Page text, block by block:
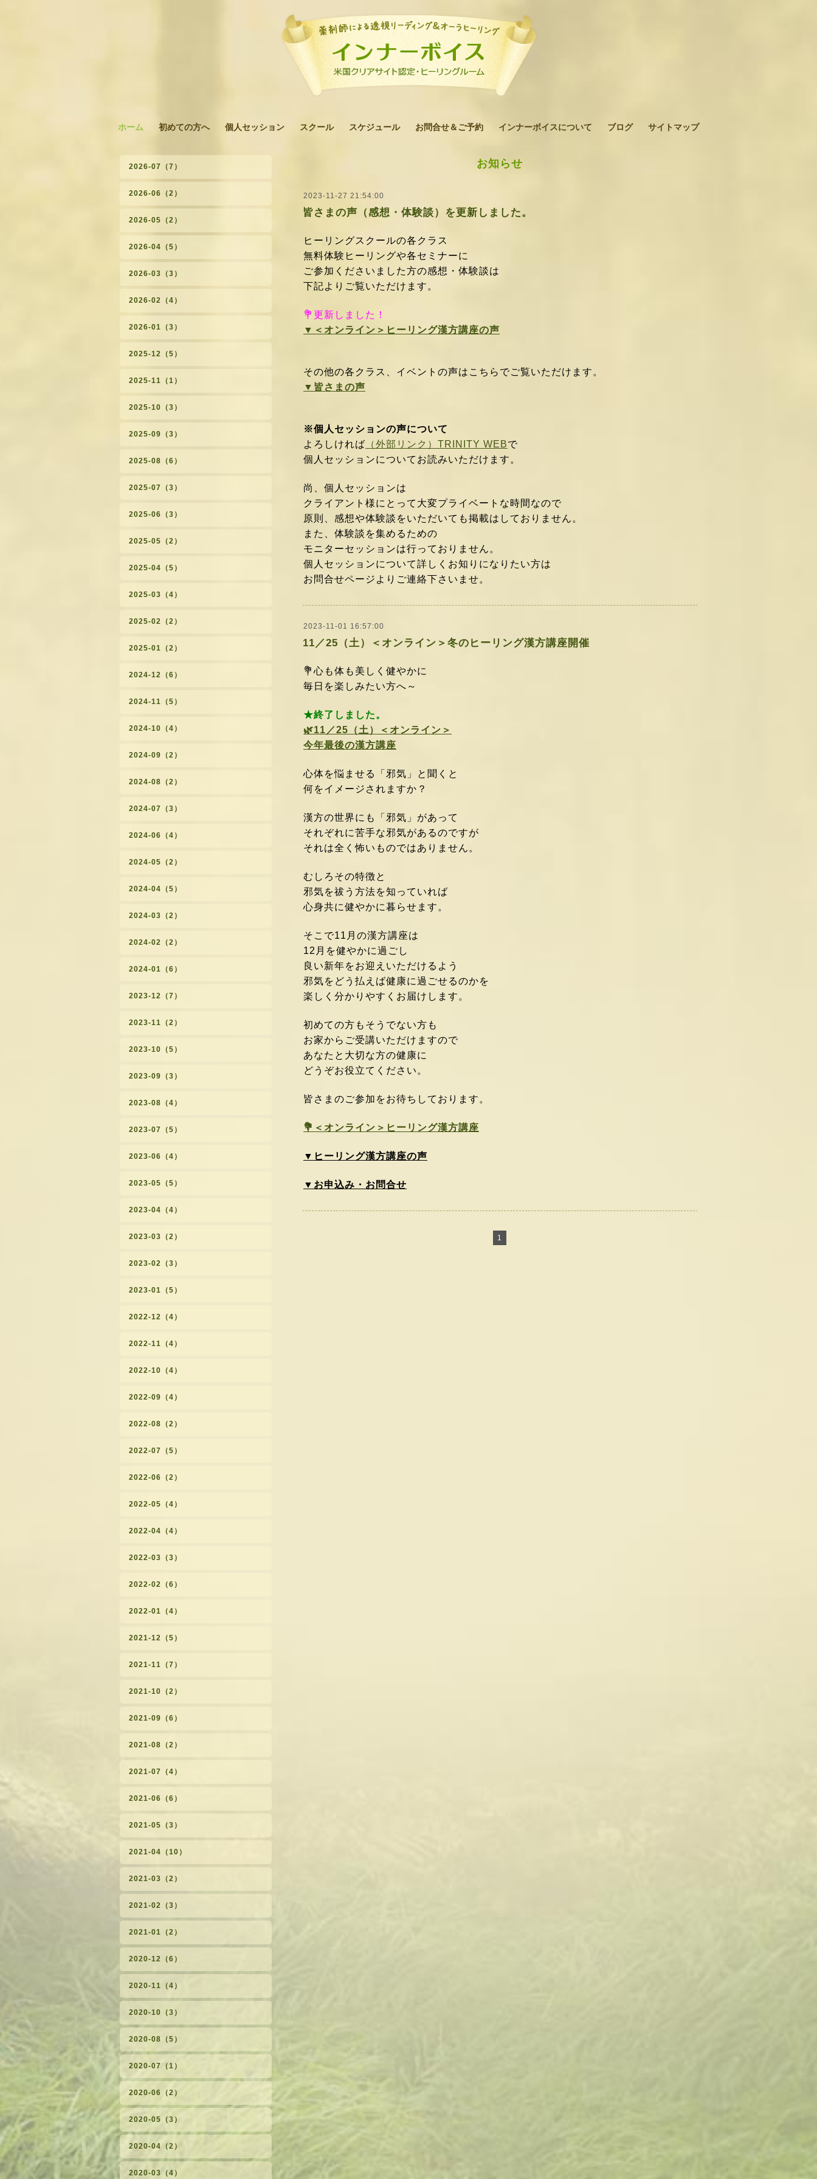
ホーム 初めての方へ 個人セッション スクール スケジュール お問合せ＆ご予約 インナーボイスについて ブログ サイトマップ
2026-07（7）
2026-06（2）
2026-05（2）
2026-04（5）
2026-03（3）
2026-02（4）
2026-01（3）
2025-12（5）
2025-11（1）
2025-10（3）
2025-09（3）
2025-08（6）
2025-07（3）
2025-06（3）
2025-05（2）
2025-04（5）
2025-03（4）
2025-02（2）
2025-01（2）
2024-12（6）
2024-11（5）
2024-10（4）
2024-09（2）
2024-08（2）
2024-07（3）
2024-06（4）
2024-05（2）
2024-04（5）
2024-03（2）
2024-02（2）
2024-01（6）
2023-12（7）
2023-11（2）
2023-10（5）
2023-09（3）
2023-08（4）
2023-07（5）
2023-06（4）
2023-05（5）
2023-04（4）
2023-03（2）
2023-02（3）
2023-01（5）
2022-12（4）
2022-11（4）
2022-10（4）
2022-09（4）
2022-08（2）
2022-07（5）
2022-06（2）
2022-05（4）
2022-04（4）
2022-03（3）
2022-02（6）
2022-01（4）
2021-12（5）
2021-11（7）
2021-10（2）
2021-09（6）
2021-08（2）
2021-07（4）
2021-06（6）
2021-05（3）
2021-04（10）
2021-03（2）
2021-02（3）
2021-01（2）
2020-12（6）
2020-11（4）
2020-10（3）
2020-08（5）
2020-07（1）
2020-06（2）
2020-05（3）
2020-04（2）
2020-03（4）
お知らせ
2023-11-27 21:54:00
皆さまの声（感想・体験談）を更新しました。
ヒーリングスクールの各クラス
無料体験ヒーリングや各セミナーに
ご参加くださいました方の感想・体験談は
下記よりご覧いただけます。
💐更新しました！
▼＜オンライン＞ヒーリング漢方講座の声
その他の各クラス、イベントの声はこちらでご覧いただけます。
▼皆さまの声
※個人セッションの声について
よろしければ （外部リンク）TRINITY WEBで
個人セッションについてお読みいただけます。
尚、個人セッションは
クライアント様にとって大変プライベートな時間なので
原則、感想や体験談をいただいても掲載はしておりません。
また、体験談を集めるための
モニターセッションは行っておりません。
個人セッションについて詳しくお知りになりたい方は
お問合せページよりご連絡下さいませ。
2023-11-01 16:57:00
11／25（土）＜オンライン＞冬のヒーリング漢方講座開催
💐心も体も美しく 健やかに
毎日を楽しみたい方へ～
★終了しました。
🌿11 ／25（土）＜オンライン＞
今年最後の漢方講座
心体を悩ませる「邪気」と聞くと
何をイメージされますか？
漢方の世界にも「邪気」があって
それぞれに苦手な邪気があるのですが
それは全く怖いものではありません。
むしろその特徴と
邪気を祓う方法を知っていれば
心身共に健やかに暮らせます。
そこで11月の漢方講座は
12月を健やかに過ごし
良い新年をお迎えいただけるよう
邪気をどう払えば健康に過ごせるのかを
楽しく分かりやすくお届けします。
初めての方もそうでない方も
お家からご受講いただけますので
あなたと大切な方の健康に
どうぞお役立てください。
皆さまのご参加をお待ちしております。
💐＜オンライン＞ヒーリング漢方講座
▼ヒーリング漢方講座の声
▼お申込み・お問合せ
1